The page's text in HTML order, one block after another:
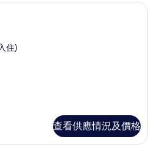
高級寢具、迷你吧、房內夾萬、遮光
住)
查看供應情況及價格